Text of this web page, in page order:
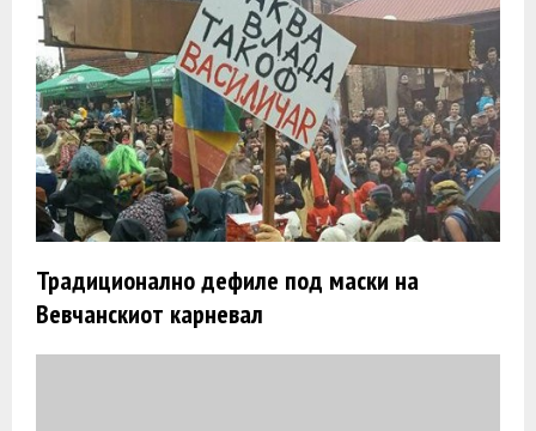
Традиционално дефиле под маски на
Вевчанскиот карневал